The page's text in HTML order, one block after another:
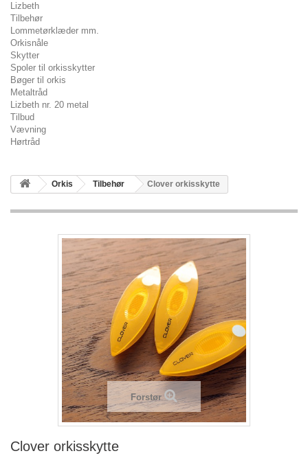
Lizbeth
Tilbehør
Lommetørklæder mm.
Orkisnåle
Skytter
Spoler til orkisskytter
Bøger til orkis
Metaltråd
Lizbeth nr. 20 metal
Tilbud
Vævning
Hørtråd
Orkis Tilbehør Clover orkisskytte
Forstør
Clover orkisskytte